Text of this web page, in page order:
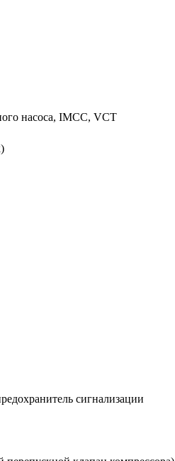
насоса, IMCC, VCT
сигнализации